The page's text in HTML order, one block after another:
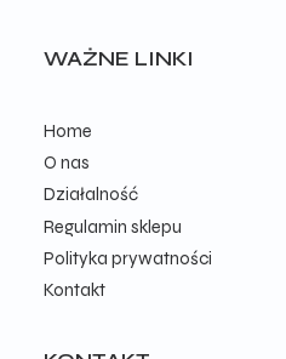
WAŻNE LINKI
Home
O nas
Działalność
Regulamin sklepu
Polityka prywatności
Kontakt